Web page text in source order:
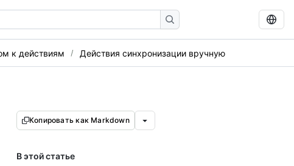
к действиям Действия синхронизации вручную
Копировать как Markdown
В этой статье